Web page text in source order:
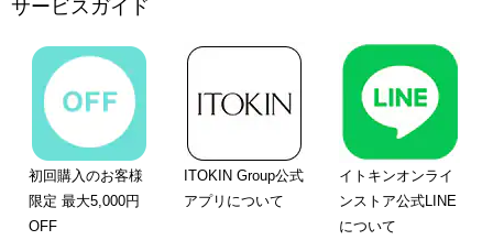
サービスガイド
初回購入のお客様
限定 最大5,000円
OFF
ITOKIN Group公式
アプリについて
イトキンオンライ
ンストア公式LINE
について